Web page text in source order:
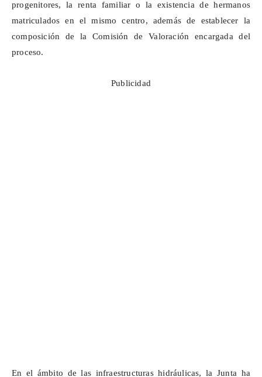
progenitores, la renta familiar o la existencia de hermanos
matriculados en el mismo centro, además de establecer la
composición de la Comisión de Valoración encargada del
proceso.
Publicidad
En el ámbito de las infraestructuras hidráulicas, la Junta ha